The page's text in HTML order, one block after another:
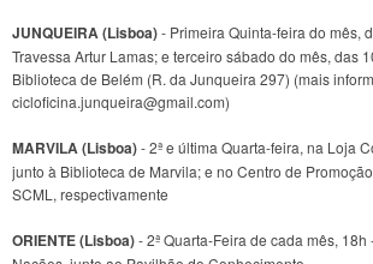
JUNQUEIRA (Lisboa)- Primeira Quinta-feira do mês,
Travessa Artur Lamas; e terceiro sábado do mês, das
Biblioteca de Belém (R. da Junqueira 297) (mais
cicloficina.junqueira@gmail.com)
MARVILA (Lisboa)- 2ª e última Quarta-feira, na Loja
junto à Biblioteca de Marvila; e no Centro de
SCML, respectivamente
ORIENTE (Lisboa)- 2ª Quarta-Feira de cada mês,